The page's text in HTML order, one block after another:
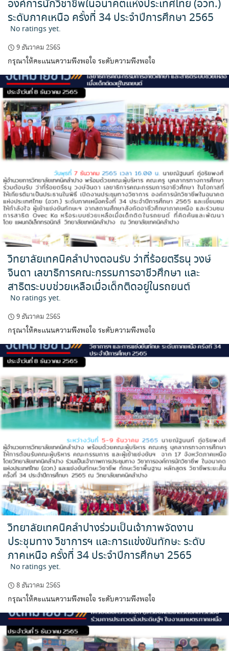
องค์การนักวิชาชีพในอนาคตแห่งประเทศไทย (อวท.)
ระดับภาคเหนือ ครั้งที่ 34 ประจำปีการศึกษา 2565
No ratings yet.
9 ธันวาคม 2565
กรุณาให้คะแนนความพึงพอใจ ระดับความพึงพอใจ
วิทยาลัยเทคนิคลำปางตอนรับ ว่าที่ร้อยตรีธนุ วงษ์
จินดา เลขาธิการคณะกรรมการอาชีวศึกษา และ
สาธิตระบบช่วยเหลือเมื่อเด็กติดอยู่ในรถยนต์
No ratings yet.
9 ธันวาคม 2565
กรุณาให้คะแนนความพึงพอใจ ระดับความพึงพอใจ
วิทยาลัยเทคนิคลำปางร่วมเป็นเจ้าภาพจัดงาน
ประชุมทาง วิชาการฯ และการแข่งขันทักษะ ระดับ
ภาคเหนือ ครั้งที่ 34 ประจำปีการศึกษา 2565
No ratings yet.
8 ธันวาคม 2565
กรุณาให้คะแนนความพึงพอใจ ระดับความพึงพอใจ